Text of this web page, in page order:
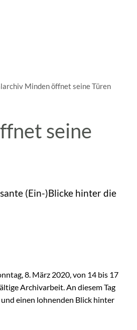
Minden öffnet seine Türen
seine
(Ein-)Blicke hinter die
8. März 2020, von 14 bis 17
Archivarbeit. An diesem Tag
einen lohnenden Blick hinter